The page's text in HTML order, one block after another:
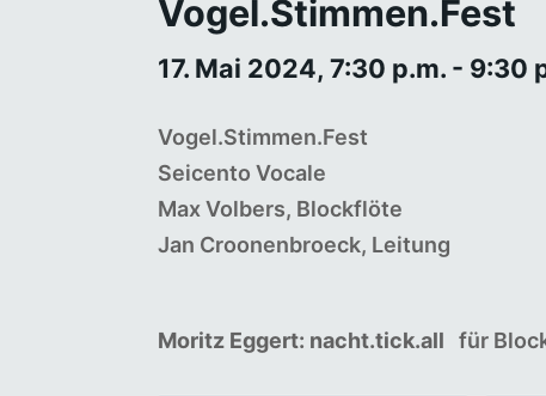
Vogel.Stimmen.Fest
17. Mai 2024, 7:30 p.m. - 9:30
Vogel.Stimmen.Fest
Seicento Vocale
Max Volbers, Blockflöte
Jan Croonenbroeck, Leitung
Moritz Eggert: nacht.tick.all für